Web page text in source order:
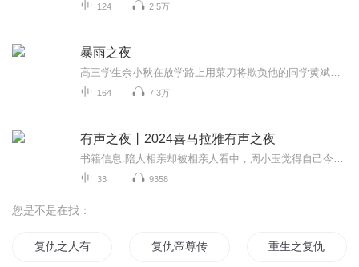
124 2.5万
暴雨之夜
164 7.3万
有声之夜丨2024喜马拉雅有声之夜
33 9358
您是不是在找：
复仇之人有再少年 复仇帝尊传 重生之复仇小女